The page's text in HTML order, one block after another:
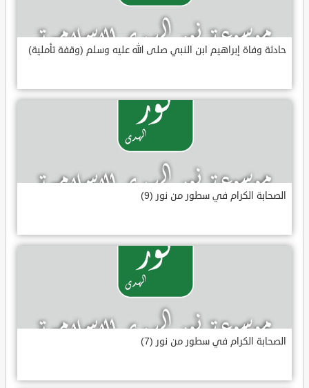
حادثة وفاة إبراهيم ابن النبي صلى الله عليه وسلم (وقفة تأملية)
الصحابة الكرام في سطور من نور (9)
الصحابة الكرام في سطور من نور (7)